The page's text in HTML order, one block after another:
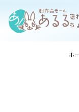
隠
ち
ホ